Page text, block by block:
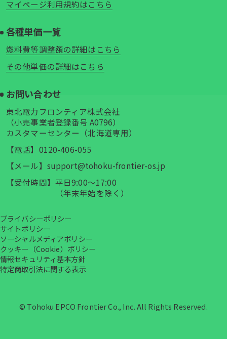
マイページ利用規約はこちら
各種単価一覧
燃料費等調整額の詳細はこちら
その他単価の詳細はこちら
お問い合わせ
東北電力フロンティア株式会社
（小売事業者登録番号 A0796）
カスタマーセンター（北海道専用）
【電話】 0120-406-055
【メール】 support@tohoku-frontier-os.jp
【受付時間】 平日9:00～17:00
（年末年始を除く）
プライバシーポリシー
サイトポリシー
ソーシャルメディアポリシー
クッキー（Cookie）ポリシー
情報セキュリティ基本方針
特定商取引法に関する表示
© Tohoku EPCO Frontier Co., Inc. All Rights Reserved.